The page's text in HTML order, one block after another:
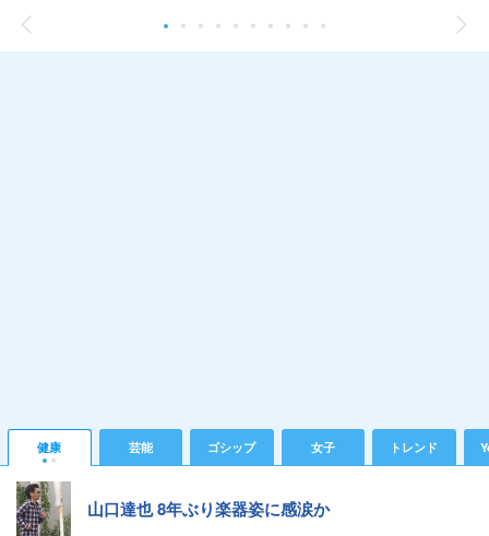
健康 芸能 ゴシップ 女子 トレンド
山口達也 8年ぶり楽器姿に感涙か